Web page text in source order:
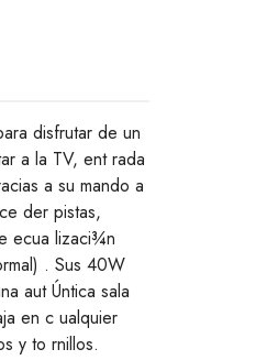
disfrutar de un
a la TV, ent rada
a su mando a
der pistas,
ecua lizaci¾n
. Sus 40W
aut Úntica sala
en c ualquier
y to rnillos.